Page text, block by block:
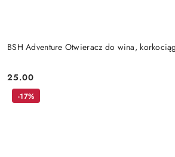
BSH Adventure Otwieracz do wina,
Cena:
25.00
-17%